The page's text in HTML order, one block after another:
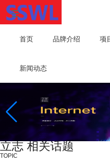
首页 品牌介绍 项
新闻动态
立志 相关话题
TOPIC